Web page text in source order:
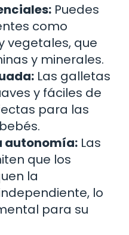
Puedes
como
vegetales, que
y minerales.
Las galletas
y fáciles de
para las
autonomía: Las
que los
la
lo
para su